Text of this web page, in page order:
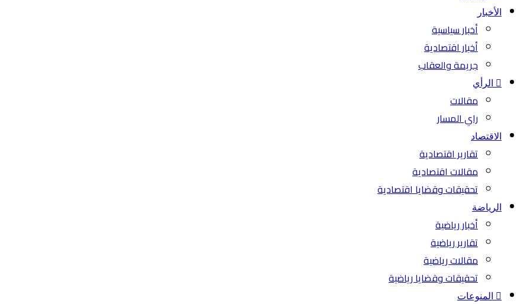
الأخبار
أخبار سياسية
أخبار اقتصادية
جريمة والعقاب
الرأي
مقالات
راي المسار
الاقتصاد
تقارير اقتصادية
مقالات اقتصادية
تحقيقات وقضايا اقتصادية
الرياضة
أخبار رياضية
تقارير رياضية
مقالات رياضية
تحقيقات وقضايا رياضية
المنوعات